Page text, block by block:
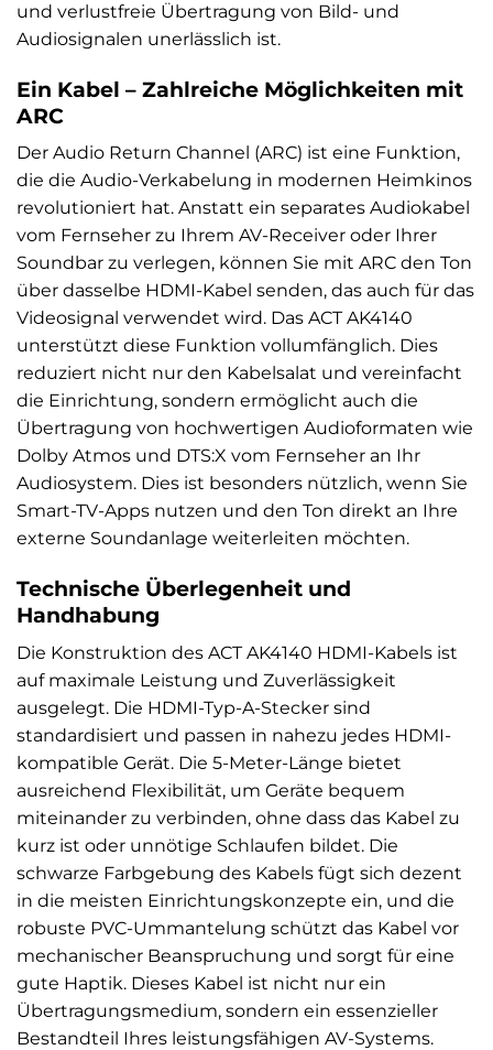
und verlustfreie Übertragung von Bild- und
Audiosignalen unerlässlich ist.
Ein Kabel – Zahlreiche Möglichkeiten mit
ARC
Der Audio Return Channel (ARC) ist eine Funktion,
die die Audio-Verkabelung in modernen Heimkinos
revolutioniert hat. Anstatt ein separates Audiokabel
vom Fernseher zu Ihrem AV-Receiver oder Ihrer
Soundbar zu verlegen, können Sie mit ARC den Ton
über dasselbe HDMI-Kabel senden, das auch für das
Videosignal verwendet wird. Das ACT AK4140
unterstützt diese Funktion vollumfänglich. Dies
reduziert nicht nur den Kabelsalat und vereinfacht
die Einrichtung, sondern ermöglicht auch die
Übertragung von hochwertigen Audioformaten wie
Dolby Atmos und DTS:X vom Fernseher an Ihr
Audiosystem. Dies ist besonders nützlich, wenn Sie
Smart-TV-Apps nutzen und den Ton direkt an Ihre
externe Soundanlage weiterleiten möchten.
Technische Überlegenheit und
Handhabung
Die Konstruktion des ACT AK4140 HDMI-Kabels ist
auf maximale Leistung und Zuverlässigkeit
ausgelegt. Die HDMI-Typ-A-Stecker sind
standardisiert und passen in nahezu jedes HDMI-
kompatible Gerät. Die 5-Meter-Länge bietet
ausreichend Flexibilität, um Geräte bequem
miteinander zu verbinden, ohne dass das Kabel zu
kurz ist oder unnötige Schlaufen bildet. Die
schwarze Farbgebung des Kabels fügt sich dezent
in die meisten Einrichtungskonzepte ein, und die
robuste PVC-Ummantelung schützt das Kabel vor
mechanischer Beanspruchung und sorgt für eine
gute Haptik. Dieses Kabel ist nicht nur ein
Übertragungsmedium, sondern ein essenzieller
Bestandteil Ihres leistungsfähigen AV-Systems.